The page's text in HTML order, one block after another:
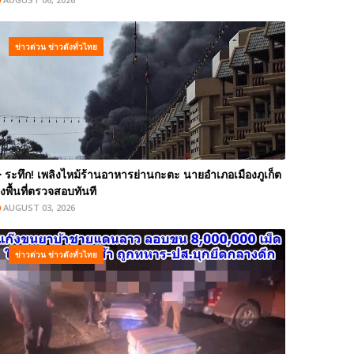
ข่าวด่วน ข่าวดังทั่วไทย
ระทึก! เพลิงไหม้ร้านอาหารย่านกะตะ นายอำเภอเมืองภูเก็ต
พื้นที่ตรวจสอบทันที
AUGUST 03, 2026
ข่าวด่วน ข่าวดังทั่วไทย